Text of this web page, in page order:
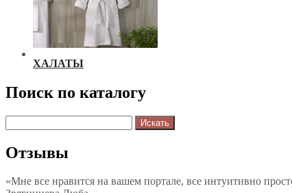
ХАЛАТЫ
Поиск по каталогу
Отзывы
«Мне все нравится на вашем портале, все интуитивно